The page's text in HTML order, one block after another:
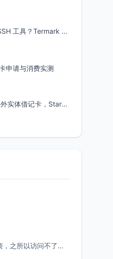
还在用老式 SSH 工具？Termark 新一代跨平台智能SSH客户端了解一下
申请与消费实测
全球多币种账户 + 海外实体借记卡，Starryblu开户教程与注意事项
不需要这么麻烦，之所以访问不了，是由于非对称路由的问题，在爱快主路由添加一条静态路由192.168.